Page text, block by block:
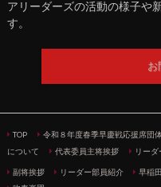
アリーダーズの活動の様子や
す。
お
TOP 令和８年度春季早慶戦応援席団
について
代表委員主将挨拶 リーダ
副将挨拶 リーダー部員紹介
早稲